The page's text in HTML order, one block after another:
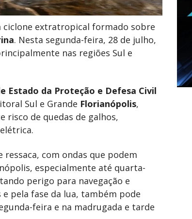
ciclone extratropical formado sobre
. Nesta segunda-feira, 28 de julho,
nas regiões Sul e
Estado da Proteção e Defesa Civil
Sul e Grande Florianópolis,
risco de quedas de galhos,
com ondas que podem
especialmente até quarta-
perigo para navegação e
pela fase da lua, também pode
feira e na madrugada e tarde